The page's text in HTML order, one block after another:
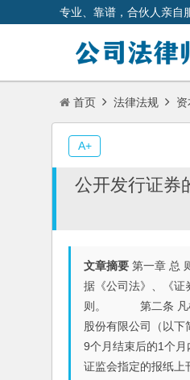
专业、靠谱，合伙人亲自
首页 法律法规
公开发行证券
文章摘要 第一章 总
据《公司法》、《证
则。 第二条 凡根
股份有限公司（以
9个月结束后的1个
证监会指定的报纸上
A+